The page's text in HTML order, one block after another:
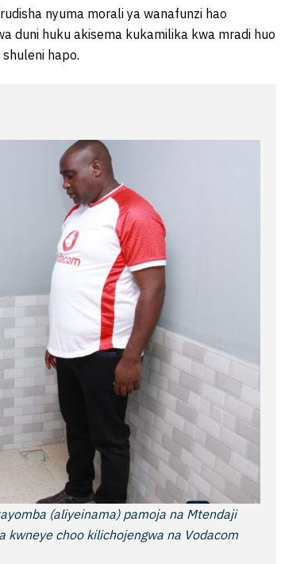
nyuma morali ya wanafunzi hao
duni huku akisema kukamilika kwa mradi huo
hapo.
(aliyeinama) pamoja na Mtendaji
kwneye choo kilichojengwa na Vodacom